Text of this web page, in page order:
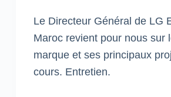
Le Directeur Général de LG
Maroc revient pour nous sur
marque et ses principaux
cours. Entretien.